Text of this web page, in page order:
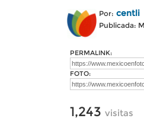
Por: centli
Publicada:
PERMALINK:
FOTO:
1,243 visitas